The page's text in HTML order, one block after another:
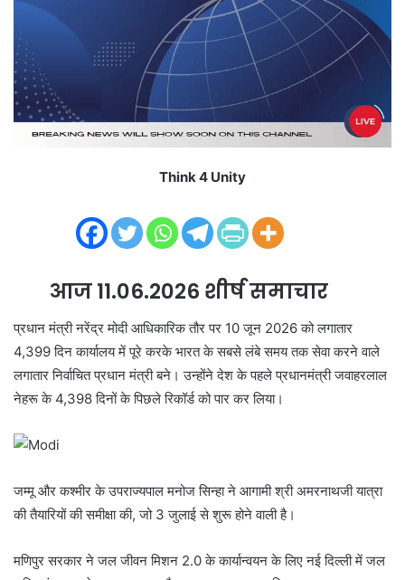
i
Think 4 Unity
आज 11.06.2026 शीर्ष समाचार
प्रधान मंत्री नरेंद्र मोदी आधिकारिक तौर पर 10 जून 2026 को लगातार
4,399 दिन कार्यालय में पूरे करके भारत के सबसे लंबे समय तक सेवा करने वाले
लगातार निर्वाचित प्रधान मंत्री बने। उन्होंने देश के पहले प्रधानमंत्री जवाहरलाल
नेहरू के 4,398 दिनों के पिछले रिकॉर्ड को पार कर लिया।
जम्मू और कश्मीर के उपराज्यपाल मनोज सिन्हा ने आगामी श्री अमरनाथजी यात्रा
की तैयारियों की समीक्षा की, जो 3 जुलाई से शुरू होने वाली है।
मणिपुर सरकार ने जल जीवन मिशन 2.0 के कार्यान्वयन के लिए नई दिल्ली में जल